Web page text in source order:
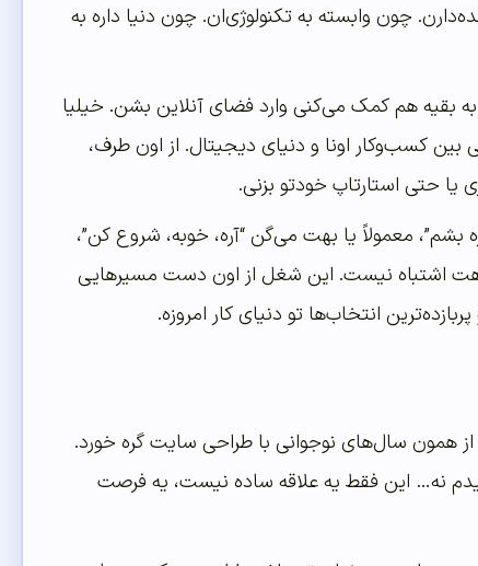
چون وابسته به تکنولوژی‌ان. چون دنیا داره به
بقیه هم کمک می‌کنی وارد فضای آنلاین بشن. خیلیا
کسب‌وکار اونا و دنیای دیجیتال. از اون طرف،
یا حتی استارتاپ خودتو بزنی.
معمولاً یا بهت می‌گن “آره، خوبه، شروع کن”،
اشتباه نیست. این شغل از اون دست مسیرهایی
انتخاب‌ها تو دنیای کار امروزه.
از همون سال‌های نوجوانی با طراحی سایت گره خورد.
هم دیدم نه… این فقط یه علاقه ساده نیست، یه فرصت